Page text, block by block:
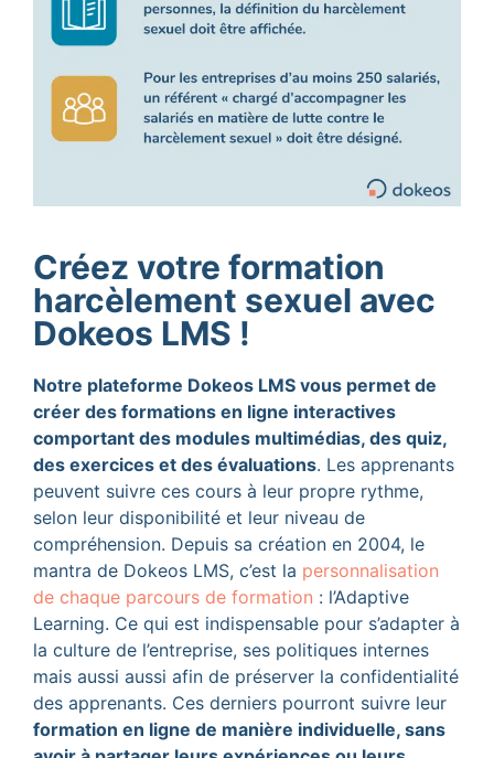
Créez votre formation
harcèlement sexuel avec
Dokeos LMS !
Notre plateforme Dokeos LMS vous permet de
créer des formations en ligne interactives
comportant des modules multimédias, des quiz,
des exercices et des évaluations. Les apprenants
peuvent suivre ces cours à leur propre rythme,
selon leur disponibilité et leur niveau de
compréhension. Depuis sa création en 2004, le
mantra de Dokeos LMS, c’est la personnalisation
de chaque parcours de formation : l’Adaptive
Learning. Ce qui est indispensable pour s’adapter à
la culture de l’entreprise, ses politiques internes
mais aussi aussi afin de préserver la confidentialité
des apprenants. Ces derniers pourront suivre leur
formation en ligne de manière individuelle, sans